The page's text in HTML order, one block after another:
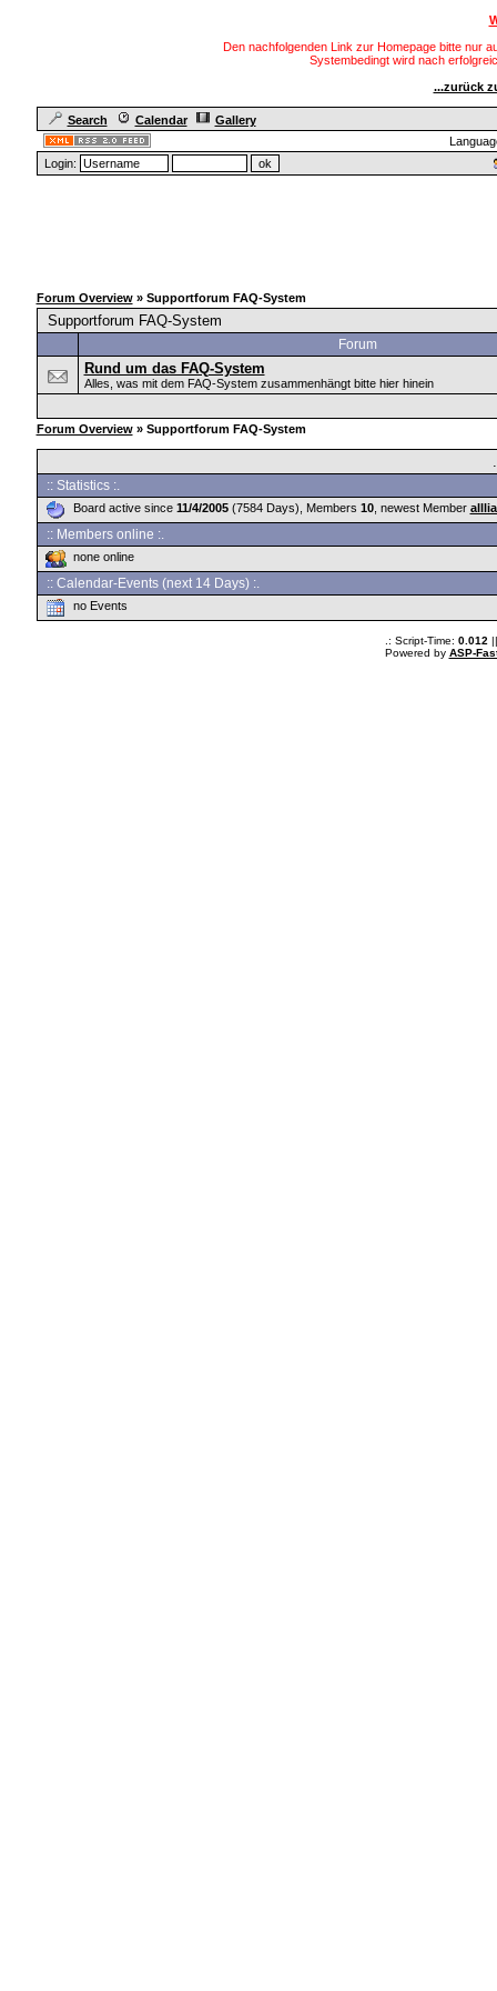
Den nachfolgenden Link zur Homepage bitte nur
Systembedingt wird nach
...zurück
Search Calendar
Gallery
Login:
Forum Overview » Supportforum FAQ-System
Supportforum FAQ-System
Forum
Rund um das FAQ-System
Alles, was mit dem FAQ-System zusammenhängt bitte hier hinein
Forum Overview » Supportforum FAQ-System
:: Statistics :.
Board active since 11/4/2005(7584 Days), Members 10, newest Member
:: Members online :.
none online
:: Calendar-Events (next 14 Days) :.
no Events
.: Script-Time: 0.012
Powered by ASP-